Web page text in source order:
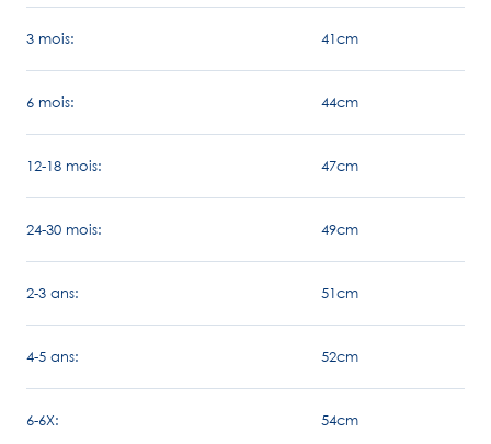
3 mois: 41cm
6 mois: 44cm
12-18 mois: 47cm
24-30 mois: 49cm
2-3 ans: 51cm
4-5 ans: 52cm
6-6X: 54cm